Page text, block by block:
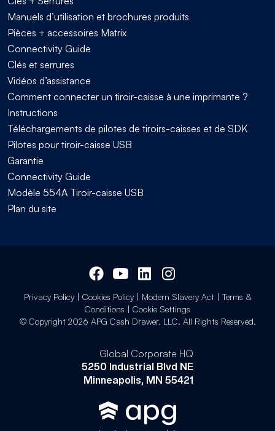
Manuels d’utilisation et brochures produits
Pièces + accessoires Matrix
Connectivity Guide
Clés et serrures
Vidéos d’assistance
Comment connecter un tiroir-caisse à une imprimante ?
Instructions
Téléchargements de pilotes de tiroirs-caisses et de SDK
Pilotes pour tiroir-caisse USB
Garantie
Connectivity Guide
Modèle 554A Tiroir-caisse USB
Plan du site
Privacy Policy| Cookies Policy| Modern Slavery Act| Terms &
Conditions | Cookie Settings
© Copyright 2026 APG Cash Drawer, LLC. All Rights Reserved.
Global Corporate HQ
5250 Industrial Blvd NE
Minneapolis, MN 55421